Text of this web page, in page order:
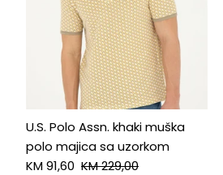
U.S. Polo Assn. khaki muška
polo majica sa uzorkom
KM 91,60 KM 229,00